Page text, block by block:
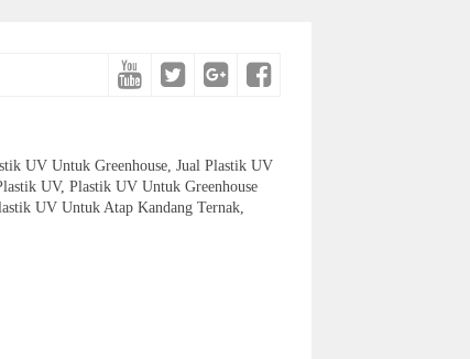
UV Untuk Greenhouse, Jual Plastik UV
UV, Plastik UV Untuk Greenhouse
UV Untuk Atap Kandang Ternak,